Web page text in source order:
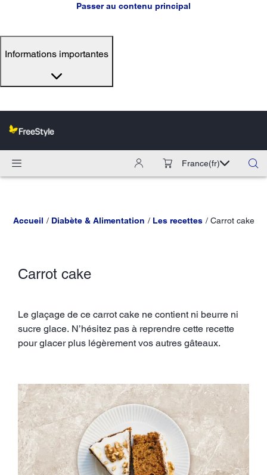
Passer au contenu principal
Informations importantes
France(fr)
Accueil Diabète & Alimentation Les recettes Carrot cake
Carrot cake
Le glaçage de ce carrot cake ne contient ni beurre ni
sucre glace. N’hésitez pas à reprendre cette recette
pour glacer plus légèrement vos autres gâteaux.